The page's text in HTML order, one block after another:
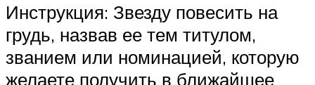
Инструкция: Звезду повесить на
грудь, назвав ее тем титулом,
званием или номинацией, которую
желаете получить в ближайшее